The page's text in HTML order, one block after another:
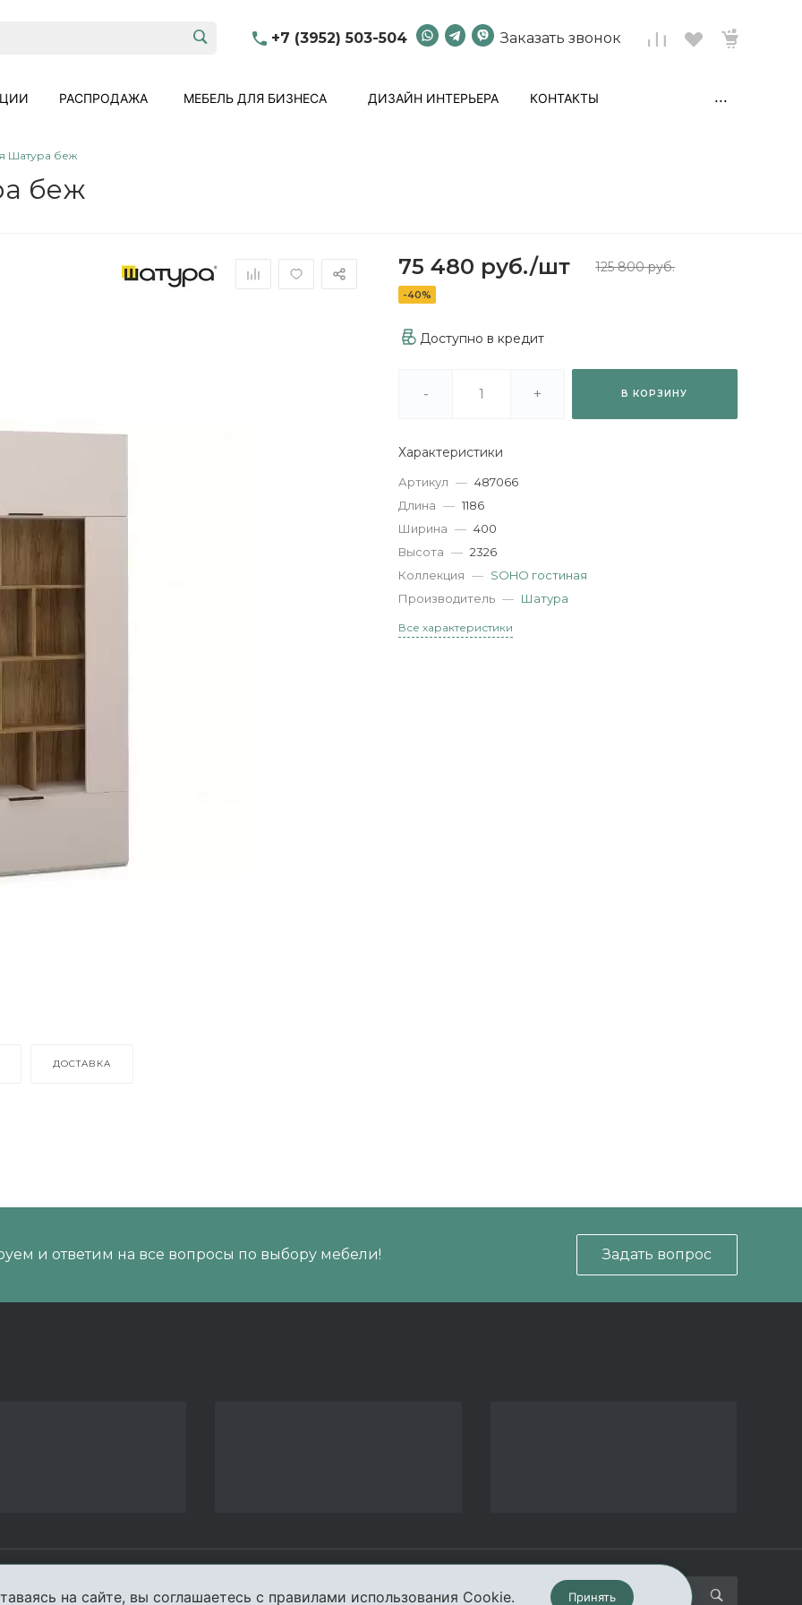
+7 (3952) 503-504 Заказать звонок
РАСПРОДАЖА МЕБЕЛЬ ДЛЯ БИЗНЕСА ДИЗАЙН ИНТЕРЬЕРА КОНТАКТЫ ...
Шатура беж
беж
75 480 руб./шт 125 800 руб.
-40%
Доступно в кредит
- + В КОРЗИНУ
Характеристики
Артикул — 487066
Длина — 1186
Ширина — 400
Высота — 2326
Коллекция — SOHO гостиная
Производитель — Шатура
Все характеристики
ДОСТАВКА
и ответим на все вопросы по выбору мебели! Задать вопрос
на сайте, вы соглашаетесь с правилами использования Cookie. Принять